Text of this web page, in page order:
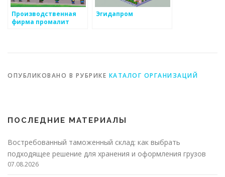
Производственная
фирма промалит
Эгидапром
ОПУБЛИКОВАНО В РУБРИКЕ КАТАЛОГ ОРГАНИЗАЦИЙ
ПОСЛЕДНИЕ МАТЕРИАЛЫ
Востребованный таможенный склад: как выбрать
подходящее решение для хранения и оформления грузов
07.08.2026